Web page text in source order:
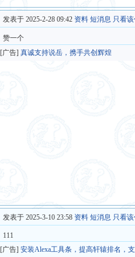
发表于 2025-2-28 09:42 资料 短消息 只看
赞一个
[广告]真诚支持说岳，携手共创辉煌
发表于 2025-3-10 23:58 资料 短消息 只看
111
[广告]安装Alexa工具条，提高轩辕排名，